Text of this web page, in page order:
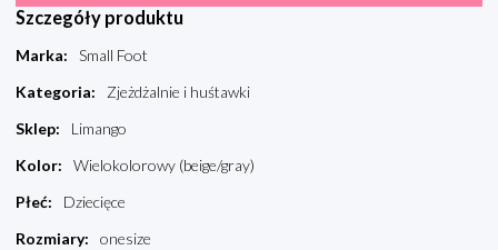
Szczegóły produktu
Marka:
Small Foot
Kategoria:
Zjeżdżalnie i huśtawki
Sklep:
Limango
Kolor:
Wielokolorowy (beige/gray)
Płeć:
Dziecięce
Rozmiary: onesize